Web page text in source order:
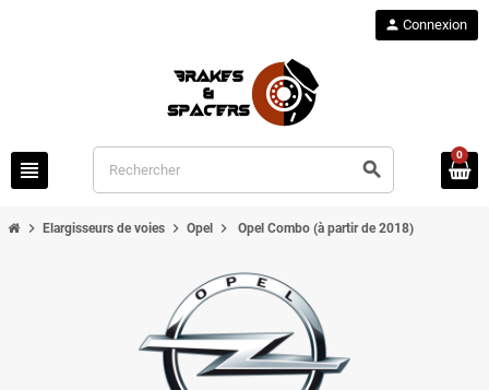
view_headline search
person Connexion
0
chevron_right Elargisseurs de voies chevron_right Opel chevron_right Opel Combo (à partir de 2018)